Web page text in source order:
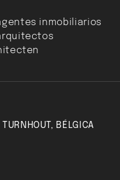
inmobiliarios
BÉLGICA